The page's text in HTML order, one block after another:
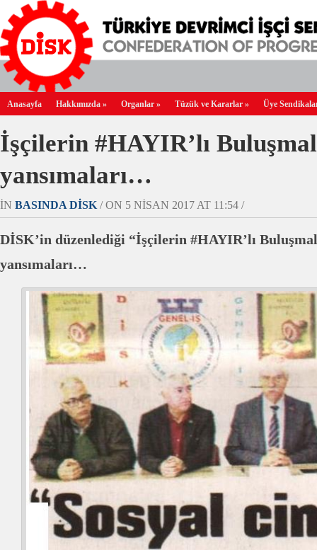
Anasayfa Hakkımızda » Organlar » Tüzük ve Kararlar » Üye
İşçilerin #HAYIR’lı
yansımaları…
IN BASINDA DİSK/ ON 5 NISAN 2017 AT 11:54 /
DİSK’in düzenlediği “İşçilerin #HAYIR’lı
yansımaları…